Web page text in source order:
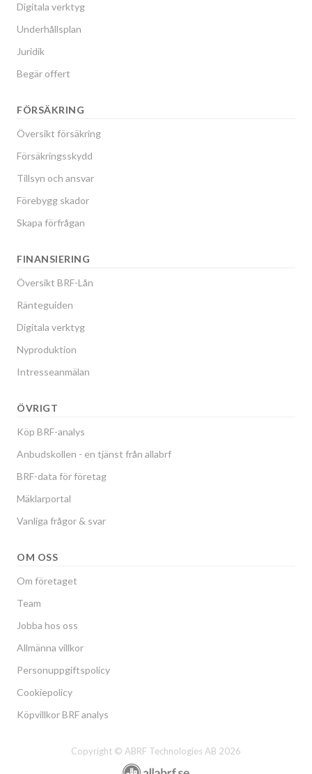
Digitala verktyg
Underhållsplan
Juridik
Begär offert
FÖRSÄKRING
Översikt försäkring
Försäkringsskydd
Tillsyn och ansvar
Förebygg skador
Skapa förfrågan
FINANSIERING
Översikt BRF-Lån
Ränteguiden
Digitala verktyg
Nyproduktion
Intresseanmälan
ÖVRIGT
Köp BRF-analys
Anbudskollen - en tjänst från allabrf
BRF-data för företag
Mäklarportal
Vanliga frågor & svar
OM OSS
Om företaget
Team
Jobba hos oss
Allmänna villkor
Personuppgiftspolicy
Cookiepolicy
Köpvillkor BRF analys
Copyright © ABRF Technologies AB 2026